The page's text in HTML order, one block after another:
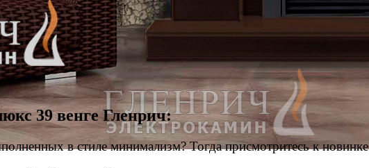
39 венге Гленрич:
в стиле минимализм? Тогда присмотритесь к